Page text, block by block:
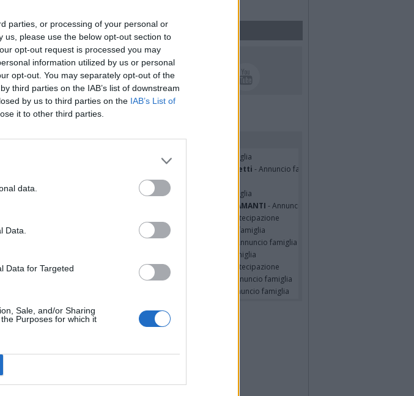
parties, or processing of your personal or
please use the below opt-out section to
opt-out request is processed you may
information utilized by us or personal
opt-out. You may separately opt-out of the
third parties on the IAB’s list of downstream
by us to third parties on the IAB’s List of
it to other third parties.
data.
Data.
Data for Targeted
Sale, and/or Sharing
Purposes for which it
ogni
SEGUICI SUI SOCIAL
Ricordiamo i nostri cari
Anthony Napoli
- Annuncio famiglia
Gianfranco Schieroni Giacometti - Annuncio famiglia
Luigi Codini
Riccardo Basile
- Annuncio famiglia
ROSA MALINVERNO ved. TETTAMANTI - Annuncio famiglia
- Partecipazione
MAURO SPIGAROLO
- Annuncio famiglia
- Annuncio famiglia
- Annuncio famiglia
Maria Panisi ved. Bianchi
- Partecipazione
EMMA ORI ved. BUSCAROLI
- Annuncio famiglia
- Annuncio famiglia